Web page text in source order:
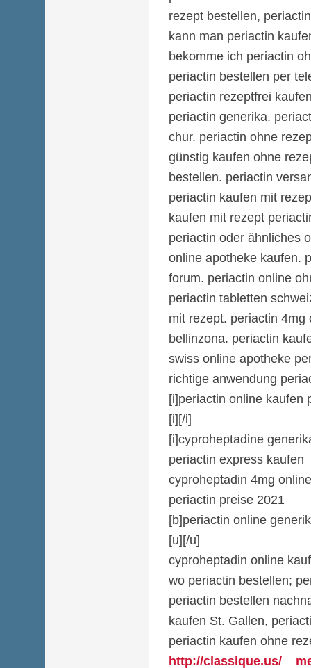
rezept bestellen,
kann man periactin
bekomme ich periactin
periactin bestellen per
periactin rezeptfrei
periactin generika.
chur. periactin ohne
günstig kaufen ohne
bestellen. periactin
periactin kaufen mit
kaufen mit rezept
periactin oder ähnliches
online apotheke kaufen.
forum. periactin online
periactin tabletten
mit rezept. periactin 4mg
bellinzona. periactin
swiss online apotheke
richtige anwendung
[i]periactin online kaufen
[i][/i]
[i]cyproheptadine
periactin express kaufen
cyproheptadin 4mg
periactin preise 2021
[b]periactin online
[u][/u]
cyproheptadin online
wo periactin bestellen;
periactin bestellen
kaufen St. Gallen,
periactin kaufen ohne
http://classique.us/